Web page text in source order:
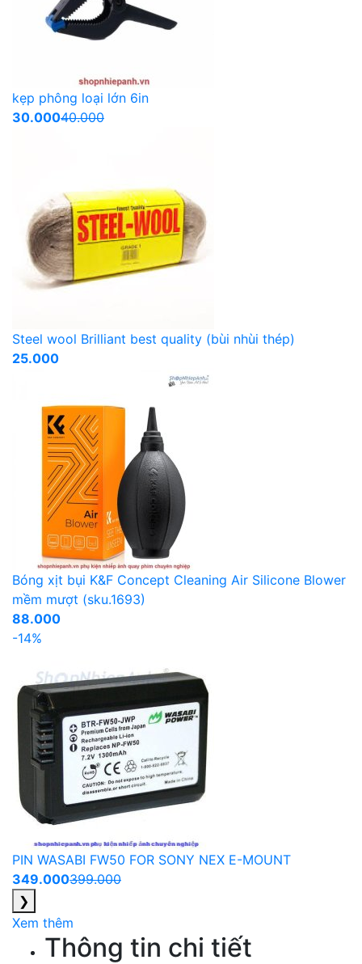
kẹp phông loại lớn 6in
30.00040.000
Steel wool Brilliant best quality (bùi nhùi thép)
25.000
Bóng xịt bụi K&F Concept Cleaning Air Silicone Blower
mềm mượt (sku.1693)
88.000
-14%
PIN WASABI FW50 FOR SONY NEX E-MOUNT
349.000399.000
❯
Xem thêm
Thông tin chi tiết